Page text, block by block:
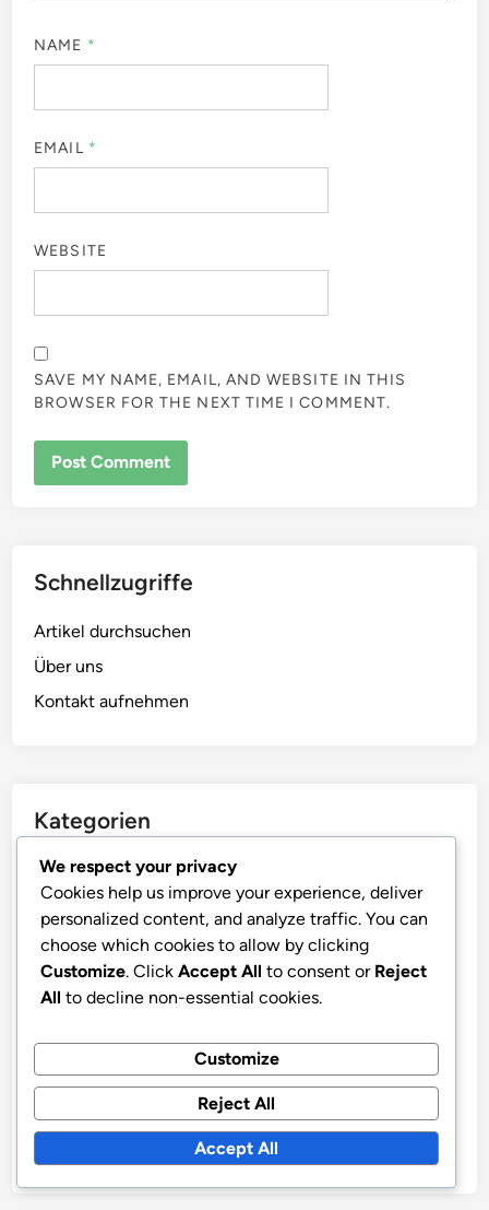
NAME *
EMAIL *
WEBSITE
SAVE MY NAME, EMAIL, AND WEBSITE IN THIS
BROWSER FOR THE NEXT TIME I COMMENT.
Schnellzugriffe
Artikel durchsuchen
Über uns
Kontakt aufnehmen
Kategorien
Out-of-Box Advertising: Budgetierung und
Kostenmanagement
Out-of-Box Advertising: Einhaltung und bewährte
Verfahren
Out-of-Box Advertising: Innovative Displayformate
Segmentierungsstrategien
Out-of-Box Werbung: Leistungskennzahlen und
Analytik
Out-of-Box-Werbung: Kreative Design-Best Practices
We respect your privacy
Cookies help us improve your experience, deliver
personalized content, and analyze traffic. You can
choose which cookies to allow by clicking
Customize. Click Accept All to consent or Reject
All to decline non-essential cookies.
Customize
Reject All
Accept All